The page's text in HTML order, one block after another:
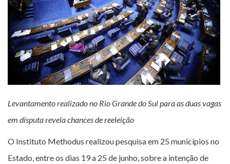
Levantamento realizado no Rio Grande do Sul para as duas vagas
em disputa revela chances de reeleição
O Instituto Methodus realizou pesquisa em 25 municípios no
Estado, entre os dias 19 a 25 de junho, sobre a intenção de